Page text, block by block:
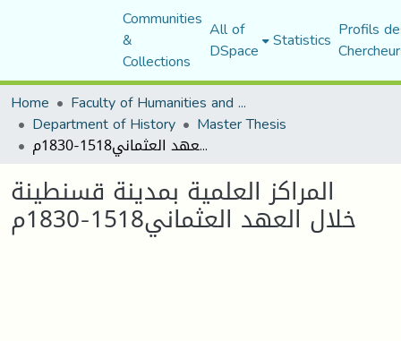
Communities
&
Collections
All of
DSpace Statistics Profils
Home
Faculty of Humanities and Social Sciences
Department of History Master Thesis
المراكز العلمية بمدينة قسنطينة خلال العهد العثماني1518-1830م
المراكز العلمية بمدينة قسنطينة
خلال العهد العثماني1518-1830م